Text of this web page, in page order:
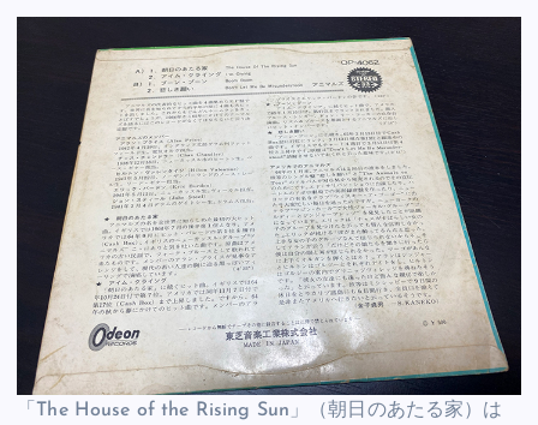
「The House of the Rising Sun」（朝日のあたる家）は